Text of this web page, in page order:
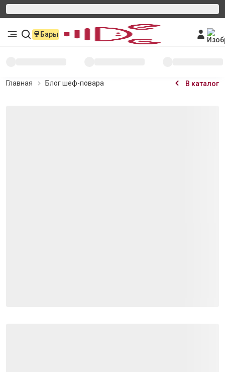
Бары
Главная Блог шеф-повара В каталог